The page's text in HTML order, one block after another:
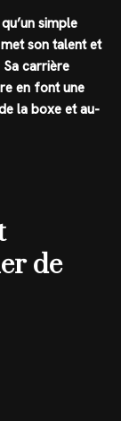
simple
son talent et
carrière
en font une
la boxe et au-
de